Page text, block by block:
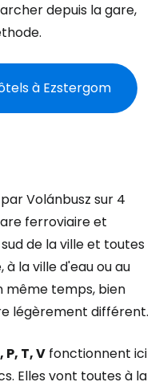
depuis la gare,
à Ezstergom
Volánbusz sur 4
ferroviaire et
de la ville et toutes
la ville d'eau ou au
même temps, bien
légèrement différent.
P, T, V fonctionnent ici
Elles vont toutes à la